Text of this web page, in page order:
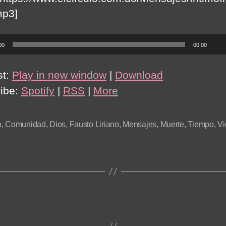
00:00
Play in new window | Download
Spotify | RSS | More
, Comunidad, Dios, Fausto Liriano, Mensajes, Muerte,Tiempo,